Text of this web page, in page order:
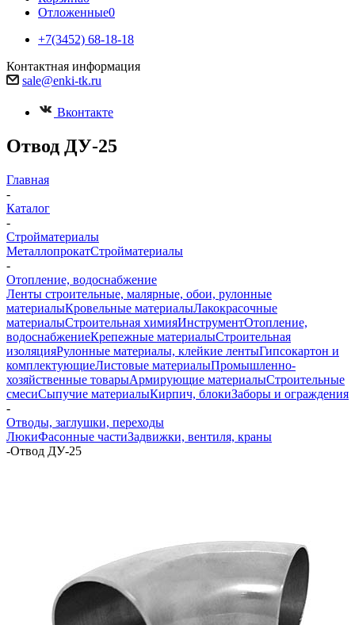
Отложенные0
+7(3452) 68-18-18
Контактная информация
sale@enki-tk.ru
Вконтакте
Отвод ДУ-25
Главная
-
Каталог
-
Стройматериалы
МеталлопрокатСтройматериалы
-
Отопление, водоснабжение
Ленты строительные, малярные, обои, рулонные
материалыКровельные материалыЛакокрасочные
материалыСтроительная химияИнструментОтопление,
водоснабжениеКрепежные материалыСтроительная
изоляцияРулонные материалы, клейкие лентыГипсокартон и
комплектующиеЛистовые материалыПромышленно-
хозяйственные товарыАрмирующие материалыСтроительные
смесиСыпучие материалыКирпич, блокиЗаборы и ограждения
-
Отводы, заглушки, переходы
ЛюкиФасонные частиЗадвижки, вентиля, краны
-Отвод ДУ-25